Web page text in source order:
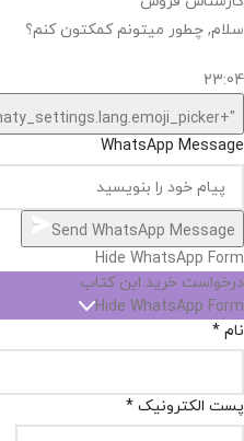
سلام, چطور میتونم کمکتون کنم؟
23:04
"+chaty_settings.lang.emoji_picker+"
WhatsApp Message
Send WhatsApp Message
Hide WhatsApp Form
درخواست خرید این کتاب
Hide WhatsApp Form
نام *
پست الکترونیک *